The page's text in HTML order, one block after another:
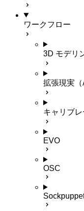
ワークフロー
3D モデリ
拡張現実（
キャリブ
EVO
OSC